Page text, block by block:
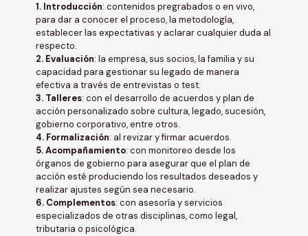
1. Introducción: contenidos pregrabados o en vivo,
para dar a conocer el proceso, la metodología,
establecer las expectativas y aclarar cualquier duda al
respecto.
2. Evaluación: la empresa, sus socios, la familia y su
capacidad para gestionar su legado de manera
efectiva a través de entrevistas o test.
3. Talleres: con el desarrollo de acuerdos y plan de
acción personalizado sobre cultura, legado, sucesión,
gobierno corporativo, entre otros.
4. Formalización: al revizar y firmar acuerdos.
5. Acompañamiento: con monitoreo desde los
órganos de gobierno para asegurar que el plan de
acción esté produciendo los resultados deseados y
realizar ajustes según sea necesario.
6. Complementos: con asesoría y servicios
especializados de otras disciplinas, como legal,
tributaria o psicológica.